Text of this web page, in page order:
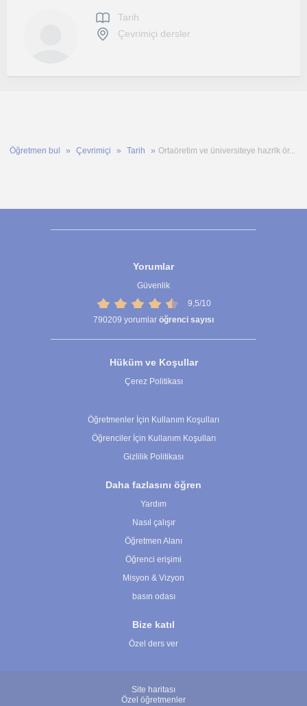
Tarih
Çevrimiçi dersler
Öğretmen bul Çevrimiçi Tarih Ortaöretim ve üniversiteye hazrlk ör...
Yorumlar
Güvenlik
9,5/10
790209 yorumlar öğrenci sayısı
Hüküm ve Koşullar
Çerez Politikası
Öğretmenler İçin Kullanım Koşulları
Öğrenciler İçin Kullanım Koşulları
Gizlilik Politikası
Daha fazlasını öğren
Yardım
Nasıl çalışır
Öğretmen Alanı
Öğrenci erişimi
Misyon & Vizyon
basın odası
Bize katıl
Özel ders ver
Site haritası
Özel öğretmenler